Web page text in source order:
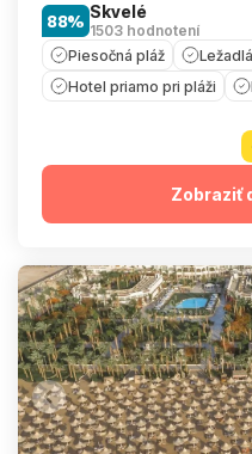
Skvelé
1503 hodnotení
88%
Piesočná pláž
Hotel priamo pri pláži
Zobraziť